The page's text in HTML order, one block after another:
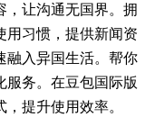
，让沟通无国界。拥
用习惯，提供新闻资
融入异国生活。帮你
服务。在豆包国际版
提升使用效率。